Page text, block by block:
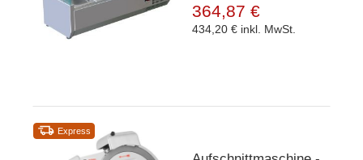
1/6GN
364,87 €
434,20 € inkl. MwSt.
Express